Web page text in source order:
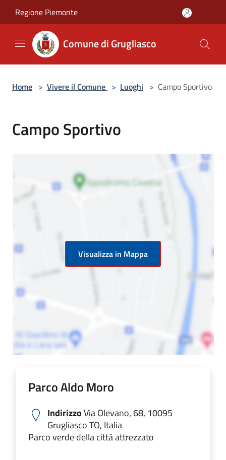
Regione Piemonte
Comune di Grugliasco
Home > Vivere il Comune > Luoghi > Campo Sportivo
Campo Sportivo
Visualizza in Mappa
Parco Aldo Moro
IndirizzoVia Olevano, 68, 10095
Grugliasco TO, Italia
Parco verde della città attrezzato